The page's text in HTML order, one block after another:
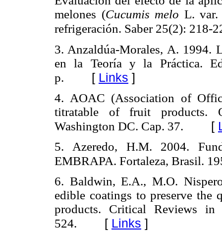
melones (Cucumis melo L. var.
refrigeración. Saber 25(2): 218-
3. Anzaldúa-Morales, A. 1994.
en la Teoría y la Práctica.
p. [ Links ]
4. AOAC (Association of
titratable of fruit products.
Washington DC. Cap. 37. [
5. Azeredo, H.M. 2004.
EMBRAPA. Fortaleza, Brasil.
6. Baldwin, E.A., M.O.
edible coatings to preserve
products. Critical Reviews
524. [ Links ]